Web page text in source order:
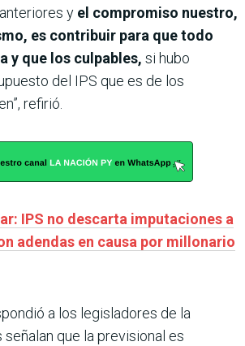
y el compromiso nuestro,
es contribuir para que todo
y que los culpables, si hubo
del IPS que es de los
refirió.
IPS no descarta imputaciones a
adendas en causa por millonario
a los legisladores de la
que la previsional es